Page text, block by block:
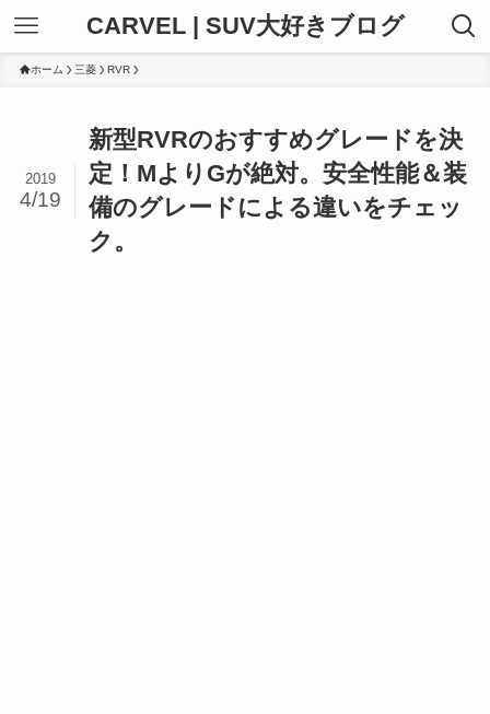
CARVEL | SUV大好きブログ
ホーム 三菱 RVR
新型RVRのおすすめグレードを決
定！MよりGが絶対。安全性能＆装
備のグレードによる違いをチェッ
ク。
2019
4/19